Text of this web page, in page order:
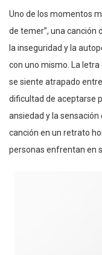
Uno de los momentos
de temer”, una canción
la inseguridad y la
con uno mismo. La
se siente atrapado
dificultad de aceptarse
ansiedad y la sensación
canción en un retrato
personas enfrentan en